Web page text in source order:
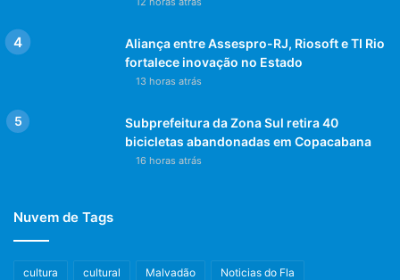
Aliança entre Assespro-RJ, Riosoft e TI Rio
fortalece inovação no Estado
13 horas atrás
Subprefeitura da Zona Sul retira 40
bicicletas abandonadas em Copacabana
16 horas atrás
Nuvem de Tags
cultura cultural Malvadão Noticias do Fla